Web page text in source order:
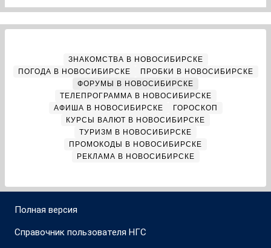
ЗНАКОМСТВА В НОВОСИБИРСКЕ
ПОГОДА В НОВОСИБИРСКЕ
ПРОБКИ В НОВОСИБИРСКЕ
ФОРУМЫ В НОВОСИБИРСКЕ
ТЕЛЕПРОГРАММА В НОВОСИБИРСКЕ
АФИША В НОВОСИБИРСКЕ
ГОРОСКОП
КУРСЫ ВАЛЮТ В НОВОСИБИРСКЕ
ТУРИЗМ В НОВОСИБИРСКЕ
ПРОМОКОДЫ В НОВОСИБИРСКЕ
РЕКЛАМА В НОВОСИБИРСКЕ
Полная версия
Справочник пользователя НГС